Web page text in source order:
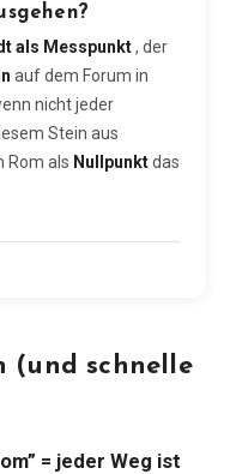
als Messpunkt, der
auf dem Forum in
nicht jeder
Stein aus
Rom als Nullpunktdas
(und schnelle
= jeder Weg ist